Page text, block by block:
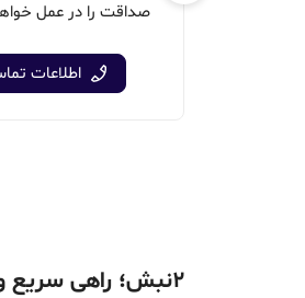
صداقت را در عمل
اطلاعات
۲نبش؛ راهی سریع و مطمئن برای خانه‌دار شدن